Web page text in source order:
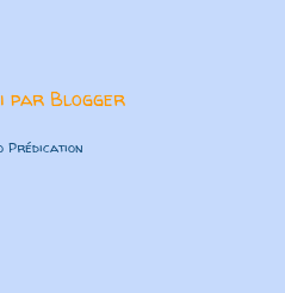
par Blogger
Prédication